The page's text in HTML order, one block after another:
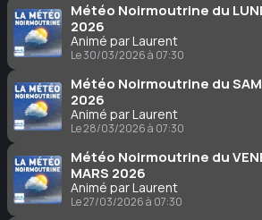
Météo Noirmoutrine du
2026
Animé par Laurent
Le 30/03/2026 à 07:30
Météo Noirmoutrine du
2026
Animé par Laurent
Le 28/03/2026 à 07:30
Météo Noirmoutrine du
MARS 2026
Animé par Laurent
Le 27/03/2026 à 07:30